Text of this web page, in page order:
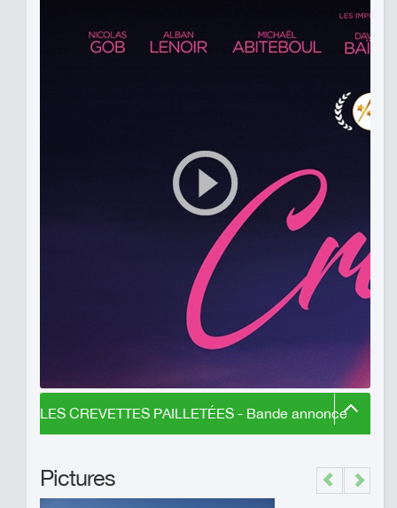
LES CREVETTES PAILLETÉES - Bande annonce
Pictures Previous
Next